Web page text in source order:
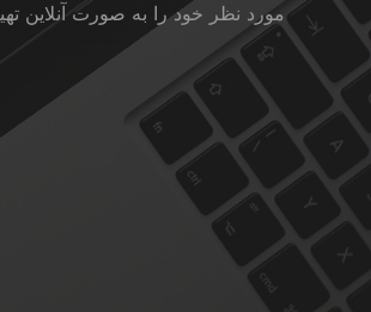
مورد نظر خود را به صورت آنلاین